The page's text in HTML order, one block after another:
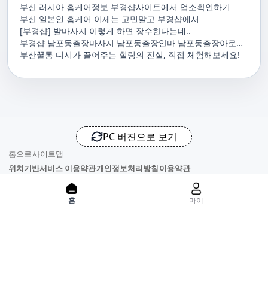
부산 러시아 홈케어정보 부경샵사이트에서 업소확인하기
부산 일본인 홈케어 이제는 고민말고 부경샵에서
[부경샵] 발마사지 이렇게 하면 장수한다는데..
부경샵 남포동출장마사지 남포동출장안마 남포동출장아로마
남포동홈마사지 남포동마사지출장
부산꿀통 디시가 끌어주는 힐링의 진실, 직접 체험해보세요!
PC 버젼으로 보기
홈으로사이트맵
위치기반서비스 이용약관개인정보처리방침이용약관
홈 마이